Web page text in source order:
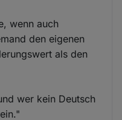
wenn auch
den eigenen
als den
wer kein Deutsch